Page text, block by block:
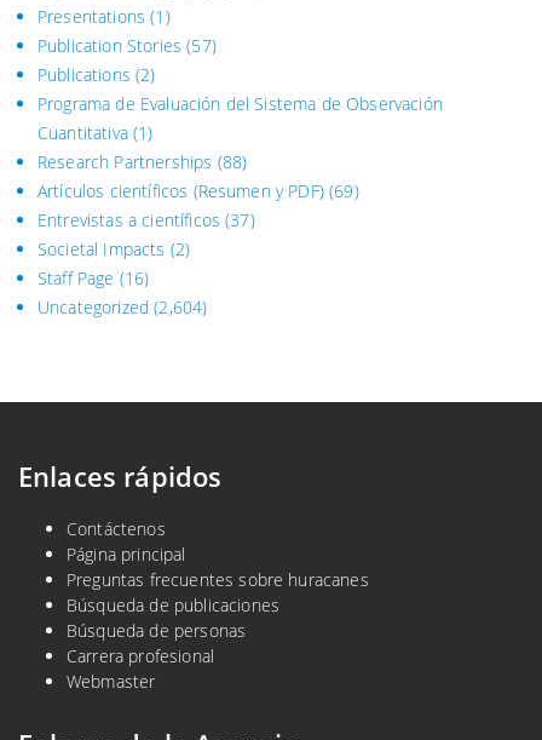
Presentations (1)
Publication Stories (57)
Publications (2)
Programa de Evaluación del Sistema de Observación
Cuantitativa (1)
Research Partnerships (88)
Artículos científicos (Resumen y PDF)(69)
Entrevistas a científicos (37)
Societal Impacts (2)
Staff Page (16)
Uncategorized (2,604)
Enlaces rápidos
Contáctenos
Página principal
Preguntas frecuentes sobre huracanes
Búsqueda de publicaciones
Búsqueda de personas
Carrera profesional
Webmaster